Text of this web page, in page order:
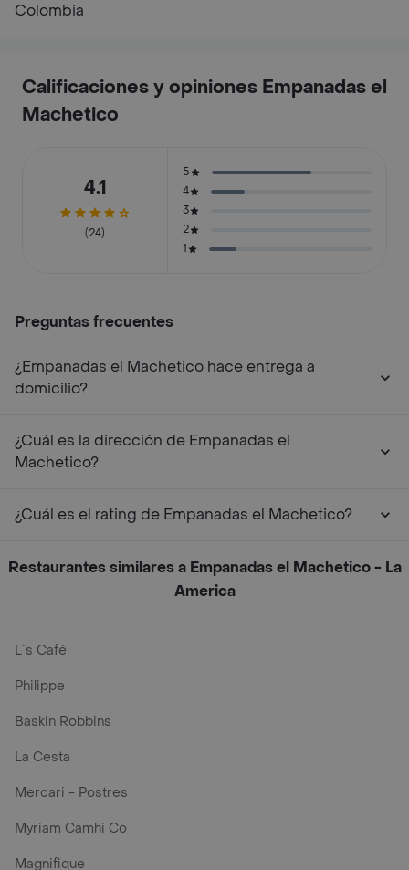
Colombia
Calificaciones y opiniones Empanadas el
Machetico
4.1
(24)
5
4
3
2
1
Preguntas frecuentes
¿Empanadas el Machetico hace entrega a
domicilio?
¿Cuál es la dirección de Empanadas el
Machetico?
¿Cuál es el rating de Empanadas el Machetico?
Restaurantes similares a Empanadas el Machetico - La
America
L´s Café
Philippe
Baskin Robbins
La Cesta
Mercari - Postres
Myriam Camhi Co
Magnifique